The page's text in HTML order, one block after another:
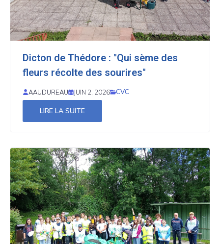
Dicton de Thédore : "Qui sème des
fleurs récolte des sourires"
AAUDUREAU JUIN 2, 2026 CVC
LIRE LA SUITE